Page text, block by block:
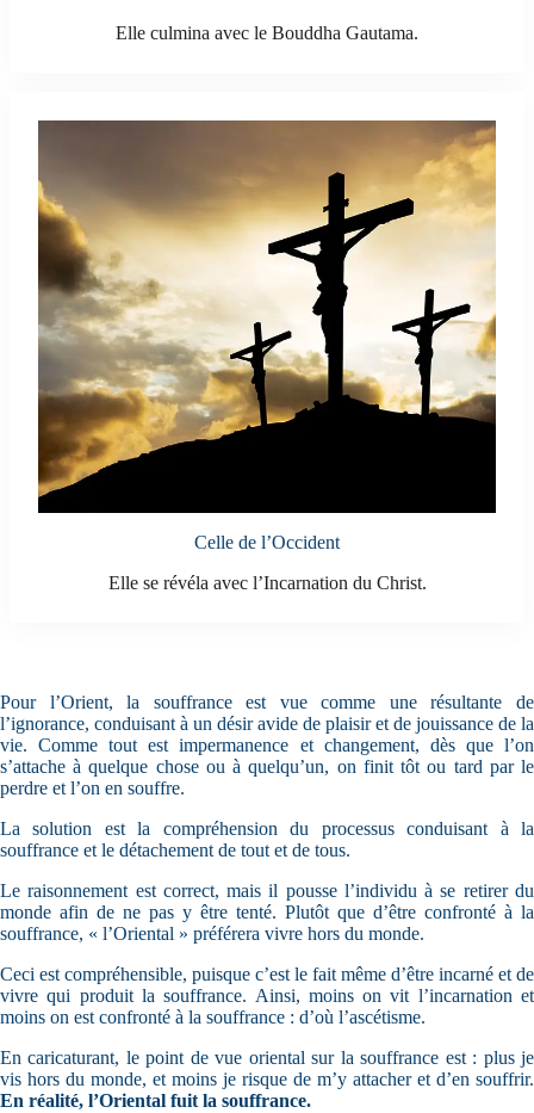
Elle culmina avec le Bouddha Gautama.
Celle de l’Occident
Elle se révéla avec l’Incarnation du Christ.
Pour l’Orient, la souffrance est vue comme une résultante de
l’ignorance, conduisant à un désir avide de plaisir et de jouissance de la
vie. Comme tout est impermanence et changement, dès que l’on
s’attache à quelque chose ou à quelqu’un, on finit tôt ou tard par le
perdre et l’on en souffre.
La solution est la compréhension du processus conduisant à la
souffrance et le détachement de tout et de tous.
Le raisonnement est correct, mais il pousse l’individu à se retirer du
monde afin de ne pas y être tenté. Plutôt que d’être confronté à la
souffrance, « l’Oriental » préférera vivre hors du monde.
Ceci est compréhensible, puisque c’est le fait même d’être incarné et de
vivre qui produit la souffrance. Ainsi, moins on vit l’incarnation et
moins on est confronté à la souffrance : d’où l’ascétisme.
En caricaturant, le point de vue oriental sur la souffrance est : plus je
vis hors du monde, et moins je risque de m’y attacher et d’en souffrir.
En réalité, l’Oriental fuit la souffrance.